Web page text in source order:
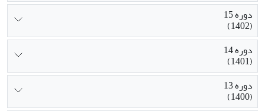
دوره 15
(1402)
دوره 14
(1401)
دوره 13
(1400)